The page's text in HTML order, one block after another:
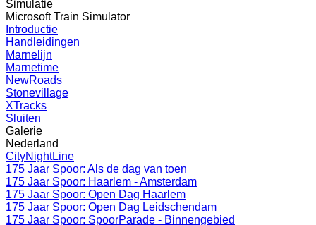
Simulatie
Microsoft Train Simulator
Introductie
Handleidingen
Marnelijn
Marnetime
NewRoads
Stonevillage
XTracks
Sluiten
Galerie
Nederland
CityNightLine
175 Jaar Spoor: Als de dag van toen
175 Jaar Spoor: Haarlem - Amsterdam
175 Jaar Spoor: Open Dag Haarlem
175 Jaar Spoor: Open Dag Leidschendam
175 Jaar Spoor: SpoorParade - Binnengebied